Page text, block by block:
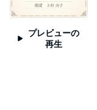
プレビューの
再生